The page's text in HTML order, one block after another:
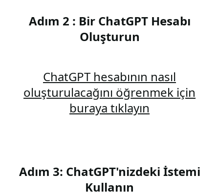
Adım 2 : Bir ChatGPT Hesabı
Oluşturun
ChatGPT hesabının nasıl
oluşturulacağını öğrenmek için
buraya tıklayın
Adım 3: ChatGPT'nizdeki İstemi
Kullanın